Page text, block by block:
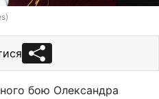
бою Олександра